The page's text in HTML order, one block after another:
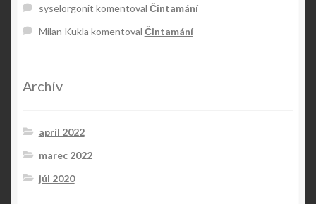
syselorgonit komentoval Čintamání
Milan Kukla komentoval Čintamání
Archív
apríl 2022
marec 2022
júl 2020